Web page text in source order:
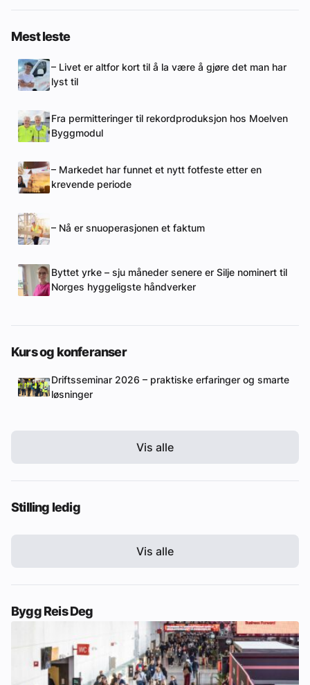
Mest leste
– Livet er altfor kort til å la være å gjøre det man har
lyst til
Fra permitteringer til rekordproduksjon hos Moelven
Byggmodul
– Markedet har funnet et nytt fotfeste etter en
krevende periode
– Nå er snuoperasjonen et faktum
Byttet yrke – sju måneder senere er Silje nominert til
Norges hyggeligste håndverker
Kurs og konferanser
Driftsseminar 2026 – praktiske erfaringer og smarte
løsninger
Vis alle
Stilling ledig
Vis alle
Bygg Reis Deg